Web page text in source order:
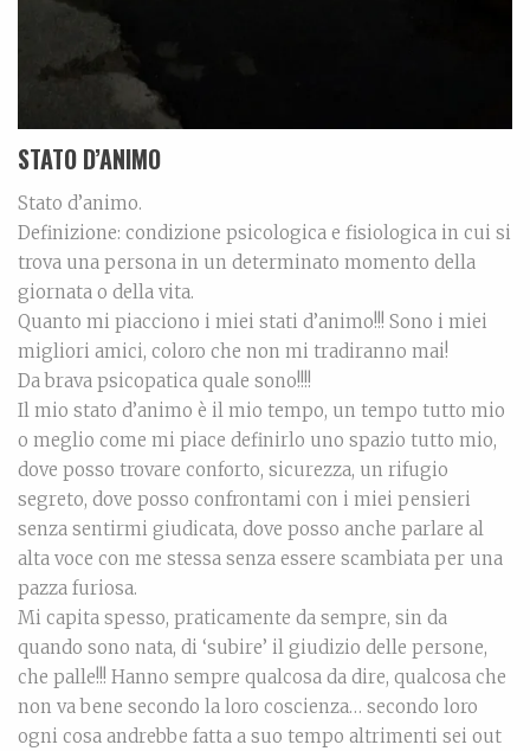
STATO D’ANIMO
Stato d’animo.
Definizione: condizione psicologica e fisiologica in cui si
trova una persona in un determinato momento della
giornata o della vita.
Quanto mi piacciono i miei stati d’animo!!! Sono i miei
migliori amici, coloro che non mi tradiranno mai!
Da brava psicopatica quale sono!!!!
Il mio stato d’animo è il mio tempo, un tempo tutto mio
o meglio come mi piace definirlo uno spazio tutto mio,
dove posso trovare conforto, sicurezza, un rifugio
segreto, dove posso confrontami con i miei pensieri
senza sentirmi giudicata, dove posso anche parlare al
alta voce con me stessa senza essere scambiata per una
pazza furiosa.
Mi capita spesso, praticamente da sempre, sin da
quando sono nata, di ‘subire’ il giudizio delle persone,
che palle!!! Hanno sempre qualcosa da dire, qualcosa che
non va bene secondo la loro coscienza… secondo loro
ogni cosa andrebbe fatta a suo tempo altrimenti sei out